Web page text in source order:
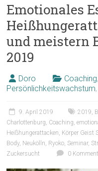
Emotionales
und meistern
2019
Doro Coaching,
Persönlichkeitswachstum
9. April 2019 2019
Charlottenburg Coaching ,
Heißhungerattacken Körper Geist
Body, Neukölln Ryoko Seminar,
Zuckersucht
0